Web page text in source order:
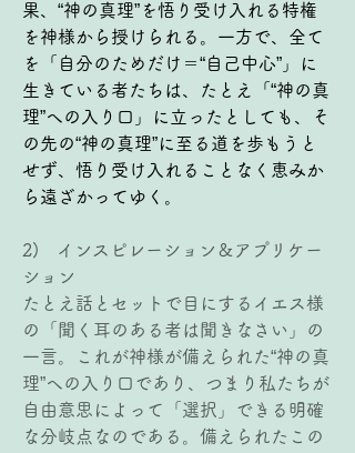
果、“神の真理”を悟り受け入れる特権
を神様から授けられる。一方で、全て
を「自分のためだけ＝“自己中心”」に
生きている者たちは、たとえ「“神の真
理”への入り口」に立ったとしても、そ
の先の“神の真理”に至る道を歩もうと
せず、悟り受け入れることなく恵みか
ら遠ざかってゆく。
2)   インスピレーション＆アプリケー
ション
たとえ話とセットで目にするイエス様
の「聞く耳のある者は聞きなさい」の
一言。これが神様が備えられた“神の真
理”への入り口であり、つまり私たちが
自由意思によって「選択」できる明確
な分岐点なのである。備えられたこの